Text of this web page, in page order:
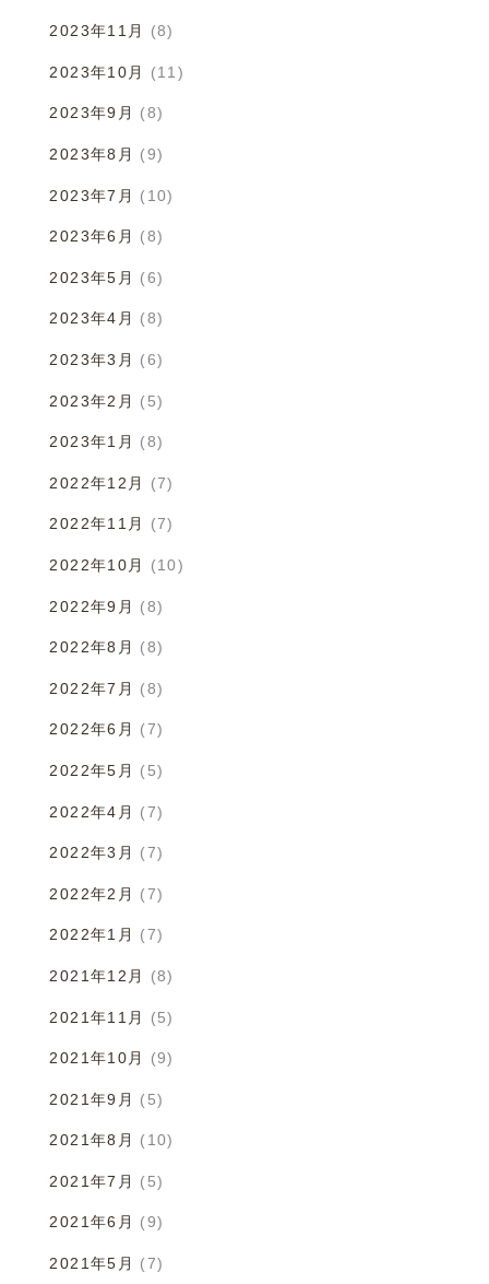
2023年11月 (8)
2023年10月 (11)
2023年9月 (8)
2023年8月 (9)
2023年7月 (10)
2023年6月 (8)
2023年5月 (6)
2023年4月 (8)
2023年3月 (6)
2023年2月 (5)
2023年1月 (8)
2022年12月 (7)
2022年11月 (7)
2022年10月 (10)
2022年9月 (8)
2022年8月 (8)
2022年7月 (8)
2022年6月 (7)
2022年5月 (5)
2022年4月 (7)
2022年3月 (7)
2022年2月 (7)
2022年1月 (7)
2021年12月 (8)
2021年11月 (5)
2021年10月 (9)
2021年9月 (5)
2021年8月 (10)
2021年7月 (5)
2021年6月 (9)
2021年5月 (7)